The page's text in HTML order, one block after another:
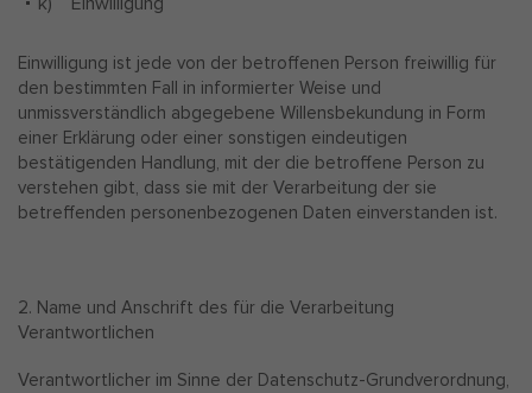
Einwilligung ist jede von der betroffenen Person freiwillig für
den bestimmten Fall in informierter Weise und
unmissverständlich abgegebene Willensbekundung in Form
einer Erklärung oder einer sonstigen eindeutigen
bestätigenden Handlung, mit der die betroffene Person zu
verstehen gibt, dass sie mit der Verarbeitung der sie
betreffenden personenbezogenen Daten einverstanden ist.
2. Name und Anschrift des für die Verarbeitung
Verantwortlichen
Verantwortlicher im Sinne der Datenschutz-Grundverordnung,